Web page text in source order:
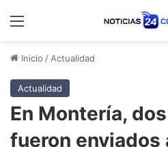
Menú
Inicio / Actualidad
Actualidad
En Montería,
fueron enviados